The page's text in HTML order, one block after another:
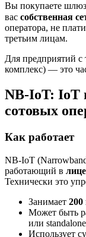
Вы покупаете
вас собственная
оператора, не
третьим лицам.
Для предприятий с
комплекс) — это
NB-IoT: IoT
сотовых
Как работает
NB-IoT
работающий в
Технически это
Занимает 200
Может быть
или standalone
Использует